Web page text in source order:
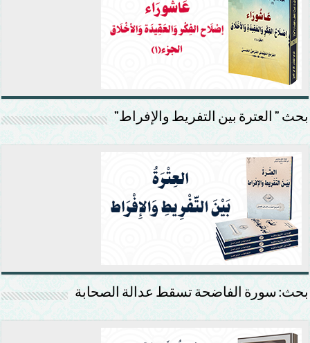
بحث ” العترة بين التفريط والإفراط”
بحث: سورة الفاضحة تسقط عدالة الصحابة